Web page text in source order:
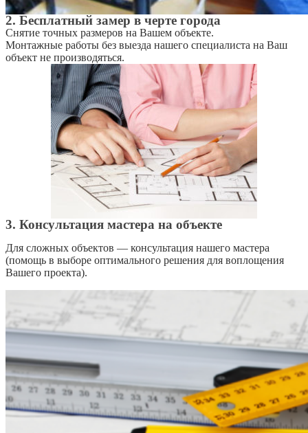
2. Бесплатный замер в черте города
Снятие точных размеров на Вашем объекте.
Монтажные работы без выезда нашего специалиста на Ваш
объект не производяться.
3. Консультация мастера на объекте
Для сложных объектов — консультация нашего мастера
(помощь в выборе оптимального решения для воплощения
Вашего проекта).